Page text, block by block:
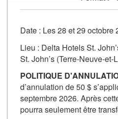
monde
travail
constante
évolution
Champs
de
formulaire
Ajouter
au
panier
Date : Les 28 et 29 octobre
Lieu : Delta Hotels St.
St. John’s (Terre-Neuve-et-
POLITIQUE
d’annulation de 50 $
septembre 2026. Après
pourra seulement être